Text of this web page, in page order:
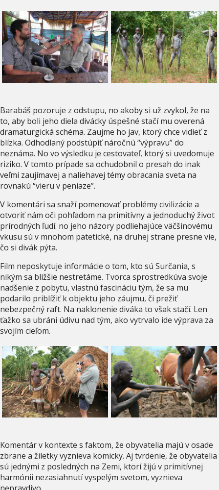
Barabáš pozoruje z odstupu, no akoby si už zvykol, že na
to, aby boli jeho diela divácky úspešné stačí mu overená
dramaturgická schéma. Zaujme ho jav, ktorý chce vidieť z
blízka. Odhodlaný podstúpiť náročnú “výpravu” do
neznáma. No vo výsledku je cestovateľ, ktorý si uvedomuje
riziko. V tomto prípade sa ochudobnil o presah do inak
veľmi zaujímavej a naliehavej témy obracania sveta na
rovnakú “vieru v peniaze”.
V komentári sa snaží pomenovať problémy civilizácie a
otvoriť nám oči pohľadom na primitívny a jednoduchý život
prírodných ľudí. no jeho názory podliehajúce väčšinovému
vkusu sú v mnohom patetické, na druhej strane presne vie,
čo si divák pýta.
Film neposkytuje informácie o tom, kto sú Surčania, s
nikým sa bližšie nestretáme. Tvorca sprostredkúva svoje
nadšenie z pobytu, vlastnú fascináciu tým, že sa mu
podarilo priblížiť k objektu jeho záujmu, či prežiť
nebezpečný raft. Na naklonenie diváka to však stačí. Len
ťažko sa ubráni údivu nad tým, ako vytrvalo ide výprava za
svojím cieľom.
Komentár v kontexte s faktom, že obyvatelia majú v osade
zbrane a žiletky vyznieva komicky. Aj tvrdenie, že obyvatelia
sú jednými z posledných na Zemi, ktorí žijú v primitívnej
harmónii nezasiahnutí vyspelým svetom, vyznieva